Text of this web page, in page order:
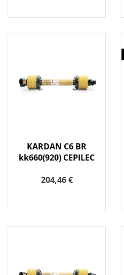
KARDAN C6 BR
kk660(920) CEPILEC
204,46 €